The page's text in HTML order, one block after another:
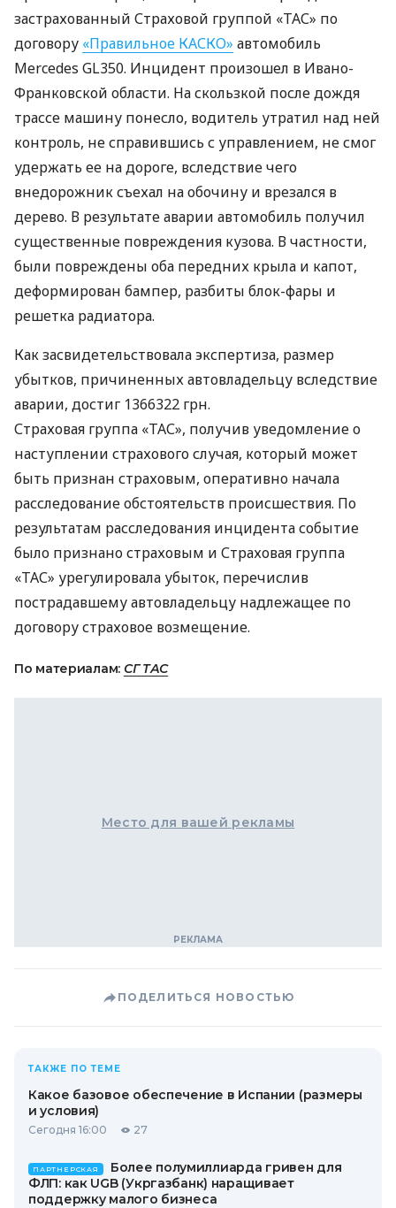
застрахованный Страховой группой «ТАС» по
договору «Правильное КАСКО» автомобиль
Mercedes GL350. Инцидент произошел в Ивано-
Франковской области. На скользкой после дождя
трассе машину понесло, водитель утратил над ней
контроль, не справившись с управлением, не смог
удержать ее на дороге, вследствие чего
внедорожник съехал на обочину и врезался в
дерево. В результате аварии автомобиль получил
существенные повреждения кузова. В частности,
были повреждены оба передних крыла и капот,
деформирован бампер, разбиты блок-фары и
решетка радиатора.
Как засвидетельствовала экспертиза, размер
убытков, причиненных автовладельцу вследствие
аварии, достиг 1366322 грн.
Страховая группа «ТАС», получив уведомление о
наступлении страхового случая, который может
быть признан страховым, оперативно начала
расследование обстоятельств происшествия. По
результатам расследования инцидента событие
было признано страховым и Страховая группа
«ТАС» урегулировала убыток, перечислив
пострадавшему автовладельцу надлежащее по
договору страховое возмещение.
По материалам: СГ ТАС
Место для вашей рекламы
ПОДЕЛИТЬСЯ НОВОСТЬЮ
ТАКЖЕ ПО ТЕМЕ
Какое базовое обеспечение в Испании (размеры
и условия)
Сегодня 16:00 27
ПАРТНЕРСКАЯ
Более полумиллиарда гривен для
ФЛП: как UGB (Укргазбанк) наращивает
поддержку малого бизнеса